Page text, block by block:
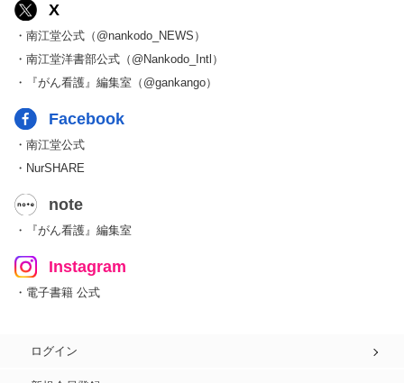
X
・南江堂公式（@nankodo_NEWS）
・南江堂洋書部公式（@Nankodo_Intl）
・『がん看護』編集室（@gankango）
Facebook
・南江堂公式
・NurSHARE
note
・『がん看護』編集室
Instagram
・電子書籍 公式
ログイン